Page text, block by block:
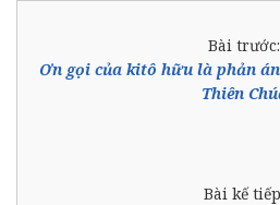
Bài trước:
Ơn gọi của kitô hữu là phản
Thiên
Bài kế